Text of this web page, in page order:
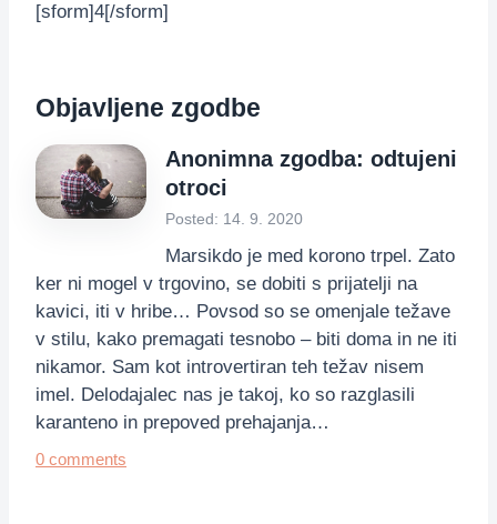
[sform]4[/sform]
Objavljene zgodbe
Anonimna zgodba: odtujeni
otroci
Posted: 14. 9. 2020
Marsikdo je med korono trpel. Zato
ker ni mogel v trgovino, se dobiti s prijatelji na
kavici, iti v hribe… Povsod so se omenjale težave
v stilu, kako premagati tesnobo – biti doma in ne iti
nikamor. Sam kot introvertiran teh težav nisem
imel. Delodajalec nas je takoj, ko so razglasili
karanteno in prepoved prehajanja…
0 comments